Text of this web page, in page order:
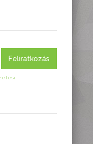
Feliratkozás